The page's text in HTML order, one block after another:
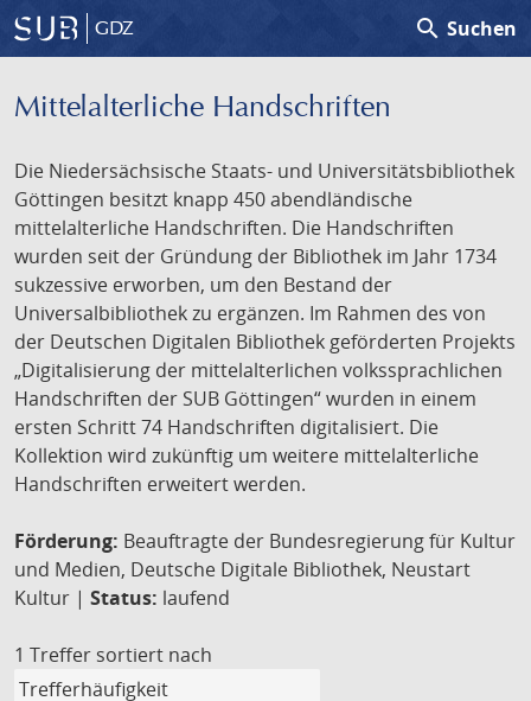
GDZ search Suchen
Mittelalterliche Handschriften
Die Niedersächsische Staats- und Universitätsbibliothek
Göttingen besitzt knapp 450 abendländische
mittelalterliche Handschriften. Die Handschriften
wurden seit der Gründung der Bibliothek im Jahr 1734
sukzessive erworben, um den Bestand der
Universalbibliothek zu ergänzen. Im Rahmen des von
der Deutschen Digitalen Bibliothek geförderten Projekts
„Digitalisierung der mittelalterlichen volkssprachlichen
Handschriften der SUB Göttingen“ wurden in einem
ersten Schritt 74 Handschriften digitalisiert. Die
Kollektion wird zukünftig um weitere mittelalterliche
Handschriften erweitert werden.
Förderung: Beauftragte der Bundesregierung für Kultur
und Medien, Deutsche Digitale Bibliothek, Neustart
Kultur | Status: laufend
1 Treffer sortiert nach